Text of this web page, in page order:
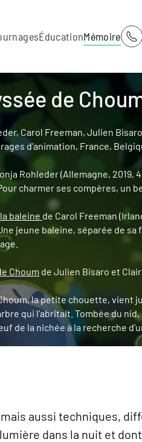
ÉducationMémoire
de
Carol Freeman, Julien
d’animation, France,
Rohleder (Allemagne, 2019,
charmer ses compères, un
baleine de Carol Freeman
jeune baleine, séparée de
Choum de Julien Bisaro et
la petite chouette, vient
qui l’abritait. Tombée du
de la nichée à la recherche
aussi techniques,
dans la nuit et